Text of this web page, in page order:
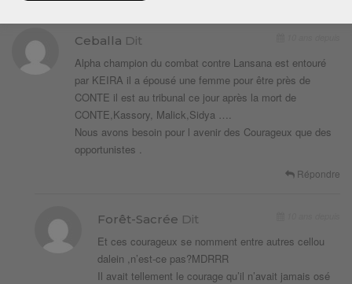
Ceballa Dit
Alpha champion du combat contre Lansana est entouré
par KEIRA il a épousé une femme pour être près de
CONTE il est au tribunal ce jour après la mort de
CONTE,Kassory, Malick,Sidya ….
Nous avons besoin pour l avenir des Courageux que des
opportunistes .
Répondre
Forêt-Sacrée Dit
Et ces courageux se nomment entre autres cellou
dalein ,n’est-ce pas?MDRRR
Il avait tellement le courage qu’il n’avait jamais osé